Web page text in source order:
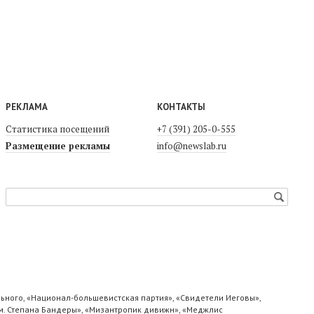
РЕКЛАМА
Статистика посещений
Размещение рекламы
КОНТАКТЫ
+7 (391) 205-0-555
info@newslab.ru
«Национал-большевистская партия», «Свидетели Иеговы»,
Степана Бандеры», «Мизантропик дивижн», «Меджлис